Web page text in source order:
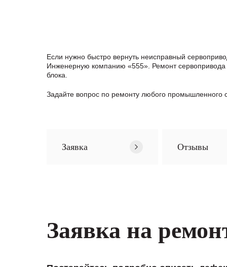
Если нужно быстро вернуть неисправный
Инженерную компанию «555». Ремонт сервопривода
блока.
Задайте вопрос по ремонту любого промышленного
Заявка Отзывы
Заявка на